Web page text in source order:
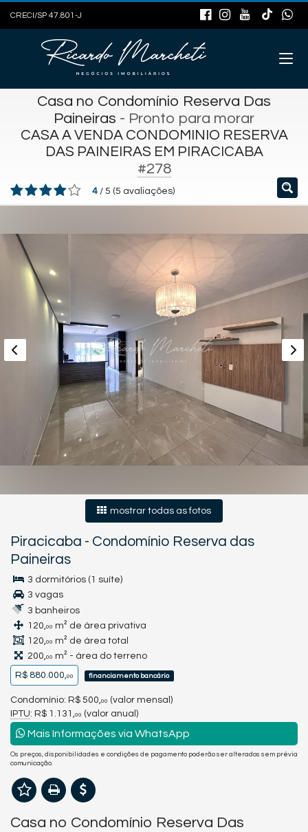
CRECI/SP 47.801-J
Casa no Condomínio Reserva Das
Paineiras - Pronto para morar
CASA A VENDA CONDOMINIO RESERVA
DAS PAINEIRAS EM PIRACICABA
#278
4 / 5 (5 avaliações)
mostrar todas as fotos
Piracicaba - Condomínio Reserva das
Paineiras
3 dormitórios (1 suíte)
3 vagas
3 banheiros
120,00 m² de área privativa
120,00 m² de área total
200,00 m² - área do terreno
R$ 880.000,00 financiamento bancário
Condomínio: R$ 500, 00 (valor mensal)
IPTU: R$ 1.131, 00 (valor anual)
Mais Informações via WhatsApp
Os preços, disponibilidades e condições de pagamento poderão ser alterados sem prévia
comunicação.
Casa no Condomínio Reserva Das